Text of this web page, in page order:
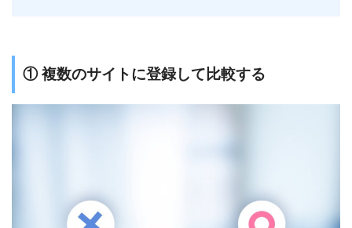
① 複数のサイトに登録して比較する